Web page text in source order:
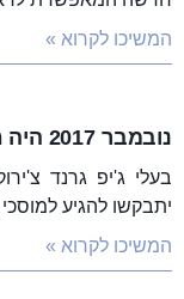
המשיכו לקרוא »
נובמבר 2017 היה חודש הריקולים
יתבקשו להגיע
המשיכו לקרוא »